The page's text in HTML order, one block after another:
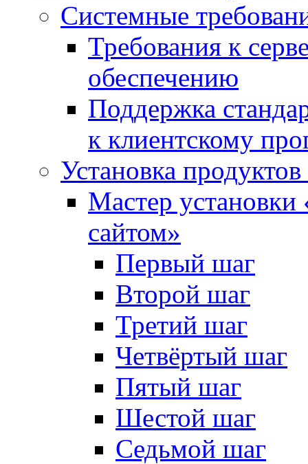
Системные
Требования к
обеспечению
Поддержка
к клиентскому
Установка
Мастер
сайтом»
Первый шаг
Второй шаг
Третий шаг
Четвёртый шаг
Пятый шаг
Шестой шаг
Седьмой шаг